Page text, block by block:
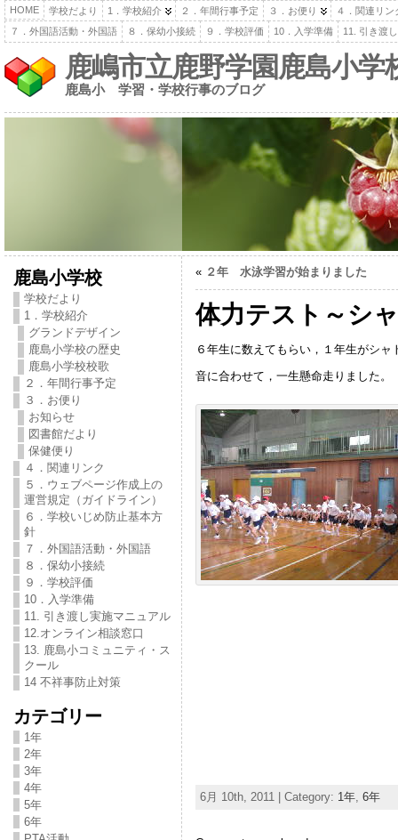
HOME 学校だより 1．学校紹介 ２．年間行事予定 ３．お便り
４．関連リン
７．外国語活動・外国語
８．保幼小接続 ９．学校評価 10．入学準備 11. 引き渡
鹿嶋市立鹿野学園鹿島小学
鹿島小 学習・学校行事のブログ
鹿島小学校
学校だより
1．学校紹介
グランドデザイン
鹿島小学校の歴史
鹿島小学校校歌
２．年間行事予定
３．お便り
お知らせ
図書館だより
保健便り
４．関連リンク
５．ウェブページ作成上の
運営規定（ガイドライン）
６．学校いじめ防止基本方
針
７．外国語活動・外国語
８．保幼小接続
９．学校評価
10．入学準備
11. 引き渡し実施マニュアル
12.オンライン相談窓口
13. 鹿島小コミュニティ・ス
クール
14 不祥事防止対策
カテゴリー
1年
2年
3年
4年
5年
6年
« ２年 水泳学習が始まりました
体力テスト～シ
６年生に数えてもらい，１年生がシャ
音に合わせて，一生懸命走りました。
6月 10th, 2011 | Category: 1年, 6年